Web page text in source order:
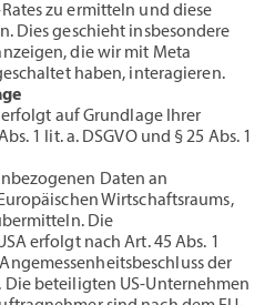
zu ermitteln und diese
Dies geschieht insbesondere
die wir mit Meta
haben, interagieren.
auf Grundlage Ihrer
1 lit. a. DSGVO und § 25 Abs. 1
Daten an
Wirtschaftsraums,
Die
erfolgt nach Art. 45 Abs. 1
der
Die beteiligten US-Unternehmen